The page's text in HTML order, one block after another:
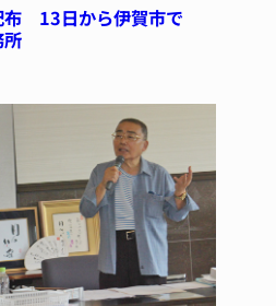
布 13日から伊賀市で